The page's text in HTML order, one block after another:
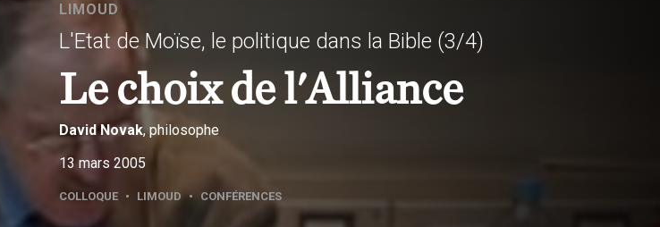
LIMOUD
L'Etat de Moïse, le politique dans la Bible (3/4)
Le choix de l'Alliance
David Novak, philosophe
13 mars 2005
COLLOQUE • LIMOUD • CONFÉRENCES